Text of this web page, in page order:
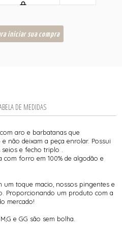
iniciar sua compra
DE MEDIDAS
aro e barbatanas que
não deixam a peça enrolar. Possui
e fecho triplo .
com forro em 100% de algodão e
um toque macio, nossos pingentes e
Proporcionando um produto com a
mercado!
e GG são sem bolha.